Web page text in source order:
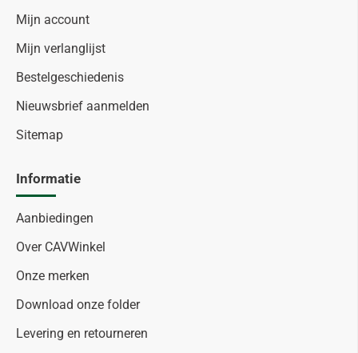
Mijn account
Mijn verlanglijst
Bestelgeschiedenis
Nieuwsbrief aanmelden
Sitemap
Informatie
Aanbiedingen
Over CAVWinkel
Onze merken
Download onze folder
Levering en retourneren